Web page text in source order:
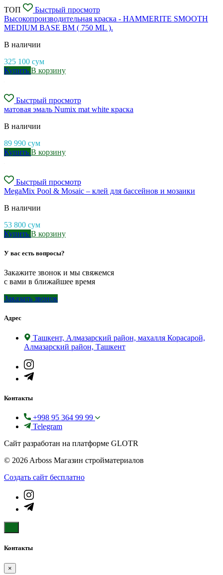
ТОП
Быстрый просмотр
Высокопроизводительная краска - HAMMERITE SMOOTH
MEDIUM BASE BM ( 750 ML ).
В наличии
325 100 сум
Купить В корзину
Быстрый просмотр
матовая эмаль Numix mat white краска
В наличии
89 990 сум
Купить В корзину
Быстрый просмотр
MegaMix Pool & Mosaic – клей для бассейнов и мозаики
В наличии
53 800 сум
Купить В корзину
У вас есть вопросы?
Закажите звонок и мы свяжемся
с вами в ближайшее время
Заказать звонок
Адрес
Ташкент, Алмазарский район, махалля Корасарой,
Алмазарский район, Ташкент
Контакты
+998 95 364 99 99
Telegram
Сайт разработан на платформе GLOTR
© 2026 Arboss Магазин стройматериалов
Создать cайт бесплатно
Контакты
×